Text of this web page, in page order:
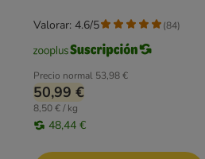
Precio normal 53,98 €
50,99 €
8,50 € / kg
48,44 €
Valorar: 4.6/5 (84)